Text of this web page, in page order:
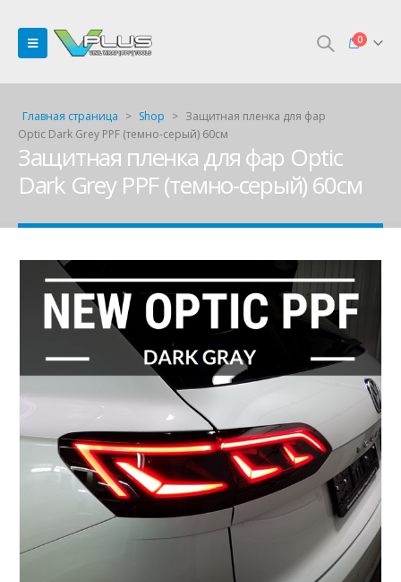
0
Главная страница > Shop > Защитная пленка для фар
Optic Dark Grey PPF (темно-серый) 60см
Защитная пленка для фар Optic
Dark Grey PPF (темно-серый) 60см